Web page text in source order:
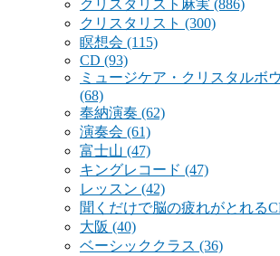
クリスタリスト麻実 (886)
クリスタリスト (300)
瞑想会 (115)
CD (93)
ミュージケア・クリスタルボ
(68)
奉納演奏 (62)
演奏会 (61)
富士山 (47)
キングレコード (47)
レッスン (42)
聞くだけで脳の疲れがとれる
大阪 (40)
ベーシッククラス (36)